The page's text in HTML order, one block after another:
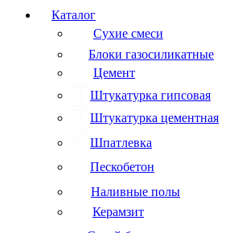
Каталог
Сухие смеси
Блоки газосиликатные
Цемент
Штукатурка гипсовая
Штукатурка цементная
Шпатлевка
Пескобетон
Наливные полы
Керамзит